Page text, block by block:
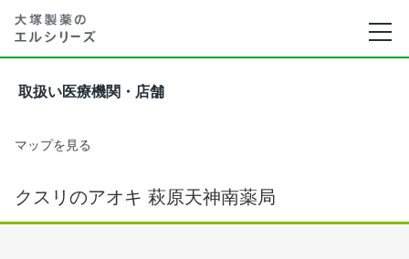
取扱い医療機関・店舗
マップを見る
クスリのアオキ 萩原天神南薬局